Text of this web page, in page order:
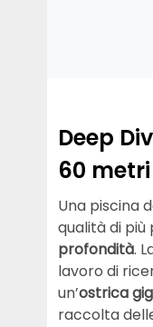
Deep
60
Una piscina
qualità di
profondità.
lavoro di
un’ostrica
raccolta